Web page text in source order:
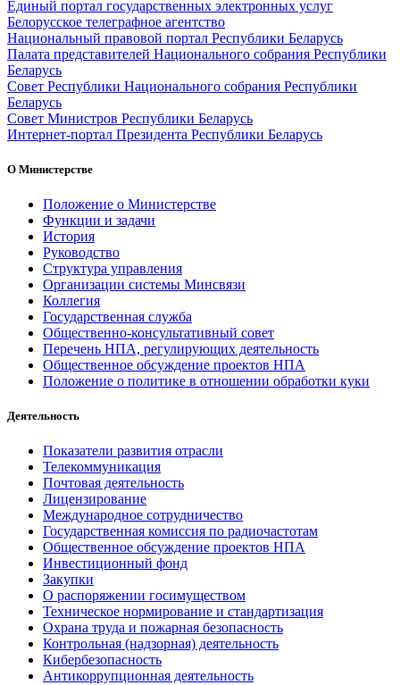
Единый портал государственных электронных услуг
Белорусское телеграфное агентство
Национальный правовой портал Республики Беларусь
Палата представителей Национального собрания Республики
Беларусь
Совет Республики Национального собрания Республики
Беларусь
Совет Министров Республики Беларусь
Интернет-портал Президента Республики Беларусь
О Министерстве
Положение о Министерстве
Функции и задачи
История
Руководство
Структура управления
Организации системы Минсвязи
Коллегия
Государственная служба
Общественно-консультативный совет
Перечень НПА, регулирующих деятельность
Общественное обсуждение проектов НПА
Положение о политике в отношении обработки куки
Деятельность
Показатели развития отрасли
Телекоммуникация
Почтовая деятельность
Лицензирование
Международное сотрудничество
Государственная комиссия по радиочастотам
Общественное обсуждение проектов НПА
Инвестиционный фонд
Закупки
О распоряжении госимуществом
Техническое нормирование и стандартизация
Охрана труда и пожарная безопасность
Контрольная (надзорная) деятельность
Кибербезопасность
Антикоррупционная деятельность